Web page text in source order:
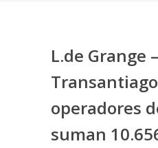
L.de Grange –
operadores
suman